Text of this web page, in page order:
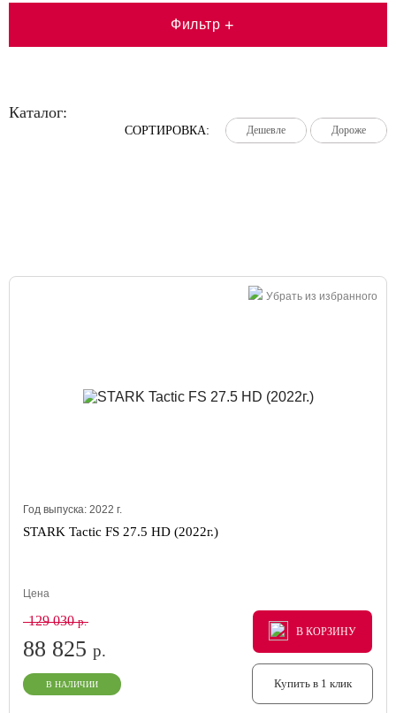
Фильтр +
Каталог:
СОРТИРОВКА: Дешевле
Дешевле
Дешевле Дороже
Дороже
Дороже
Убрать из избранного
Год выпуска: 2022 г.
STARK Tactic FS 27.5 HD (2022г.)
Цена
129 030р.
88 825 р.
В НАЛИЧИИ
В КОРЗИНУ
В КОРЗИНУ
В КОРЗИНУ
Купить в 1 клик